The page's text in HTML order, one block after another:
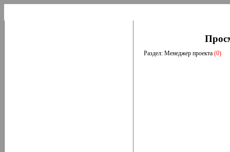
Раздел: Менеджер проекта (0)